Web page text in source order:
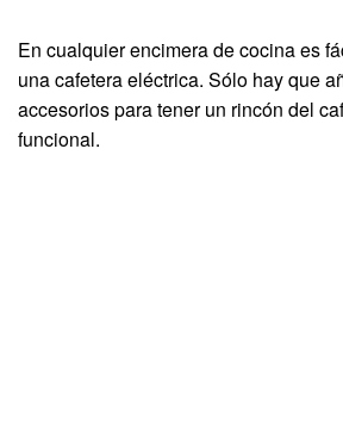
En cualquier encimera de cocina es
una cafetera eléctrica. Sólo hay que
accesorios para tener un rincón del
funcional.